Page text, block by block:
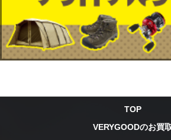
TOP
VERYGOODのお買